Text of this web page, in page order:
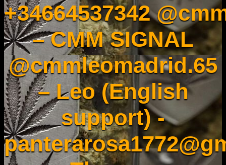
+34664537342
– CMM SIGNAL
@cmmleomadrid.65
– Leo (English
support) -